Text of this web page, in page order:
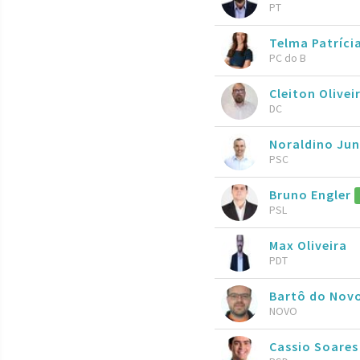
PT
Telma Patrícia
PC do B
Cleiton
DC
Noraldino
PSC
Bruno Engler
PSL
Max Oliveira
PDT
Bartô do
NOVO
Cassio Soares